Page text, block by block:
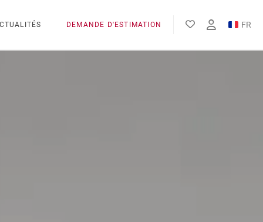
DEMANDE D'ESTIMATION FR
EN